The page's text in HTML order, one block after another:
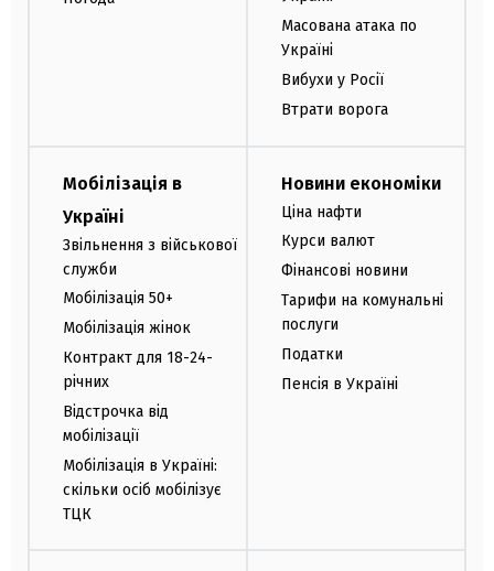
Масована атака по
Україні
Вибухи у Росії
Втрати ворога
Мобілізація в
Україні
Звільнення з військової
служби
Мобілізація 50+
Мобілізація жінок
Контракт для 18-24-
річних
Відстрочка від
мобілізації
Мобілізація в Україні:
скільки осіб мобілізує
ТЦК
Новини економіки
Ціна нафти
Курси валют
Фінансові новини
Тарифи на комунальні
послуги
Податки
Пенсія в Україні